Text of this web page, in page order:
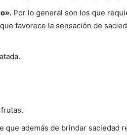
Por lo general son los que
favorece la sensación de
que además de brindar saciedad